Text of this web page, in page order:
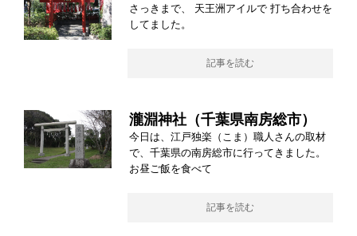
さっきまで、 天王洲アイルで 打ち合わせを
してました。
記事を読む
瀧淵神社（千葉県南房総市）
今日は、江戸独楽（こま）職人さんの取材
で、千葉県の南房総市に行ってきました。
お昼ご飯を食べて
記事を読む